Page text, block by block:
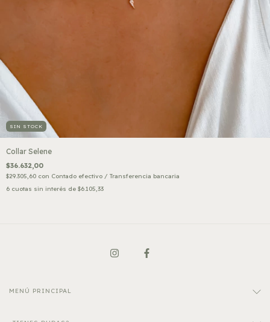
SIN STOCK
Collar Selene
$36.632,00
$29.305,60 con Contado efectivo / Transferencia bancaria
6 cuotas sin interés de $6.105,33
MENÚ PRINCIPAL